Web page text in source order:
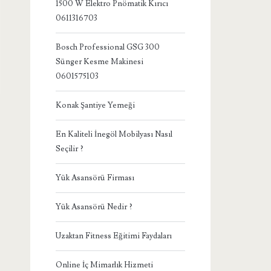
1500 W Elektro Pnömatik Kırıcı
0611316703
Bosch Professional GSG 300
Sünger Kesme Makinesi
0601575103
Konak Şantiye Yemeği
En Kaliteli İnegöl Mobilyası Nasıl
Seçilir ?
Yük Asansörü Firması
Yük Asansörü Nedir ?
Uzaktan Fitness Eğitimi Faydaları
Online İç Mimarlık Hizmeti